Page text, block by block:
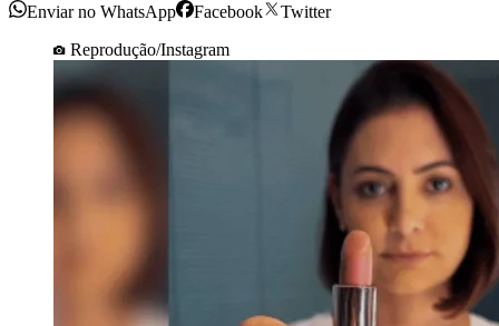
Enviar no WhatsApp Facebook
Twitter
Reprodução/Instagram